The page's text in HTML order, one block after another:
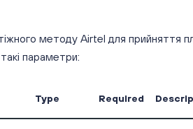
методу Airtel для прийняття
параметри:
Type Required